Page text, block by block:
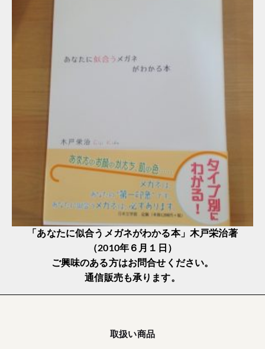
「あなたに似合うメガネがわかる本」木戸栄治著
（2010年６月１日）
ご興味のある方はお問合せください。
通信販売も承ります。
取扱い商品